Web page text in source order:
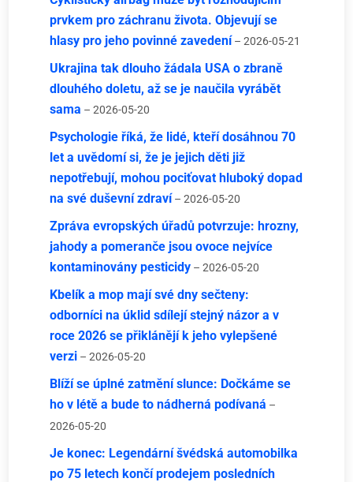
prvkem pro záchranu života. Objevují se
hlasy pro jeho povinné zavedení – 2026-05-21
Ukrajina tak dlouho žádala USA o zbraně
dlouhého doletu, až se je naučila vyrábět
sama – 2026-05-20
Psychologie říká, že lidé, kteří dosáhnou 70
let a uvědomí si, že je jejich děti již
nepotřebují, mohou pociťovat hluboký dopad
na své duševní zdraví – 2026-05-20
Zpráva evropských úřadů potvrzuje: hrozny,
jahody a pomeranče jsou ovoce nejvíce
kontaminovány pesticidy – 2026-05-20
Kbelík a mop mají své dny sečteny:
odborníci na úklid sdílejí stejný názor a v
roce 2026 se přiklánějí k jeho vylepšené
verzi – 2026-05-20
Blíží se úplné zatmění slunce: Dočkáme se
ho v létě a bude to nádherná podívaná –
2026-05-20
Je konec: Legendární švédská automobilka
po 75 letech končí prodejem posledních